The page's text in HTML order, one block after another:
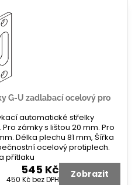
G-U zadlabací ocelový pro
automatické střelky
zámky s lištou 20 mm. Pro
Délka plechu 81 mm, Šířka
ocelový protiplech.
přítlaku
545 Kč
450 Kčbez DPH Zobrazit